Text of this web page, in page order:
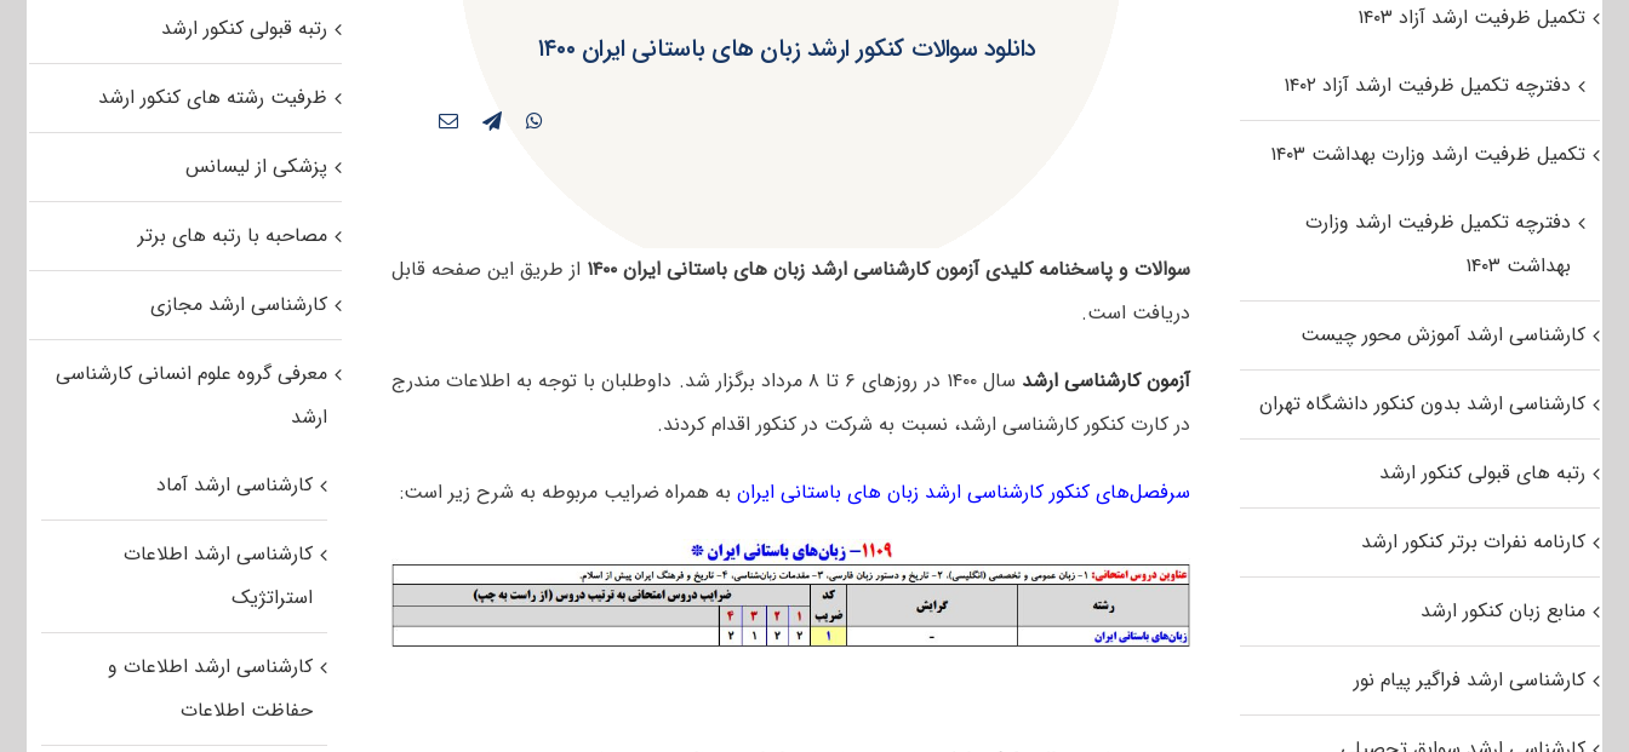
دانلود سوالات کنکور ارشد زبان های باستانی ایران ۱۴۰۰
سوالات و پاسخنامه کلیدی آزمون کارشناسی ارشد زبان های باستانی ایران ۱۴۰۰
از طریق این صفحه قابل
دریافت است.
آزمون کارشناسی ارشد
سال ۱۴۰۰ در روزهای ۶ تا ۸ مرداد برگزار شد. داوطلبان با توجه به اطلاعات مندرج
در کارت کنکور کارشناسی ارشد، نسبت به شرکت در کنکور اقدام کردند.
سرفصل‌های کنکور کارشناسی ارشد زبان های باستانی ایرانبه همراه ضرایب مربوطه به شرح زیر است:
رتبه قبولی کنکور ارشد
ظرفیت رشته های کنکور ارشد
پزشکی از لیسانس
مصاحبه با رتبه های برتر
کارشناسی ارشد مجازی
معرفی گروه علوم انسانی کارشناسی
ارشد
کارشناسی ارشد آماد
کارشناسی ارشد اطلاعات
استراتژیک
کارشناسی ارشد اطلاعات و
حفاظت اطلاعات
تکمیل ظرفیت ارشد آزاد ۱۴۰۳
دفترچه تکمیل ظرفیت ارشد آزاد ۱۴۰۲
تکمیل ظرفیت ارشد وزارت بهداشت ۱۴۰۳
دفترچه تکمیل ظرفیت ارشد وزارت
بهداشت ۱۴۰۳
کارشناسی ارشد آموزش محور چیست
کارشناسی ارشد بدون کنکور دانشگاه تهران
رتبه های قبولی کنکور ارشد
کارنامه نفرات برتر کنکور ارشد
منابع زبان کنکور ارشد
کارشناسی ارشد فراگیر پیام نور